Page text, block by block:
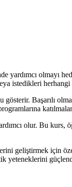
yardımcı
istedikleri
Başarılı
olur. Bu kurs,
geliştirmek için